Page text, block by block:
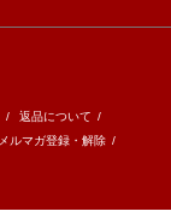
/ 返品について /
メルマガ登録・解除 /